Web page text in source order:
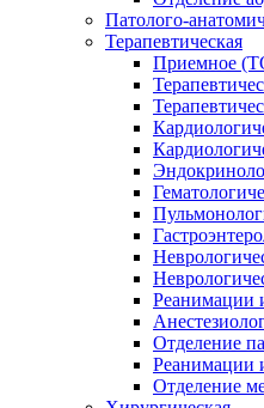
Патолого-
Терапевтическая
Приемное
Реанимации
Отделение
Реанимации
Отделение